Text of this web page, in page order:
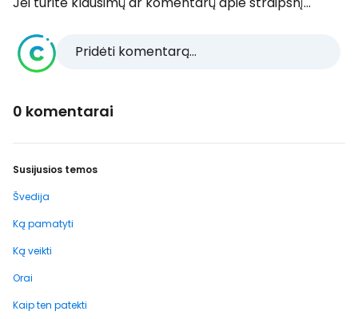
Pridėti komentarą...
0 komentarai
Susijusios temos
Švedija
Ką pamatyti
Ką veikti
Orai
Kaip ten patekti